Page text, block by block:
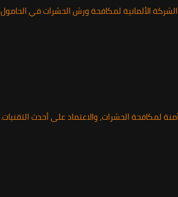
الألمانية لمكافحة ورش الحشرات في الحامول
لمكافحة الحشرات، والاعتماد على أحدث التقنيات.